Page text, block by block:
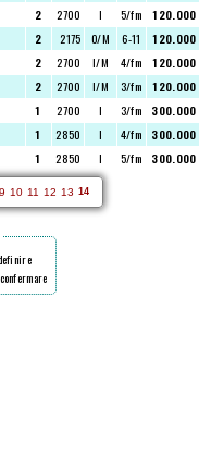
2 2700 I 5/fm
120.000
2 2175 O/M 6-11
120.000
2 2700 I/M 4/fm
120.000
2 2700 I/M 3/fm
120.000
1 2700 I 3/fm
300.000
1 2850 I 4/fm
300.000
1 2850 I 5/fm 300.000
9 10 11 12 13 14